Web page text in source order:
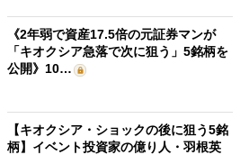
《2年弱で資産17.5倍の元証券マンが
「キオクシア急落で次に狙う」5銘柄を
公開》10…
【キオクシア・ショックの後に狙う5銘
柄】イベント投資家の億り人・羽根英